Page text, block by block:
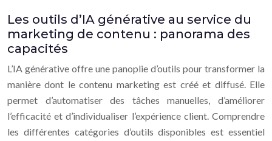
Les outils d’IA générative au service du
marketing de contenu : panorama des
capacités
L’IA générative offre une panoplie d’outils pour transformer la
manière dont le contenu marketing est créé et diffusé. Elle
permet d’automatiser des tâches manuelles, d’améliorer
l’efficacité et d’individualiser l’expérience client. Comprendre
les différentes catégories d’outils disponibles est essentiel